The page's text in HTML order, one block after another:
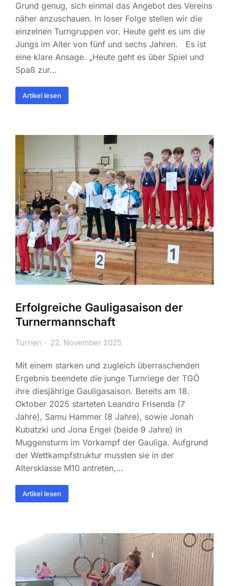
Grund genug, sich einmal das Angebot des Vereins
näher anzuschauen. In loser Folge stellen wir die
einzelnen Turngruppen vor. Heute geht es um die
Jungs im Alter von fünf und sechs Jahren. Es ist
eine klare Ansage. „Heute geht es über Spiel und
Spaß zur…
Artikel lesen
Erfolgreiche Gauligasaison der
Turnermannschaft
Turnen 22. November 2025
Mit einem starken und zugleich überraschenden
Ergebnis beendete die junge Turnriege der TGÖ
ihre diesjährige Gauligasaison. Bereits am 18.
Oktober 2025 starteten Leandro Frisenda (7
Jahre), Samu Hammer (8 Jahre), sowie Jonah
Kubatzki und Jona Engel (beide 9 Jahre) in
Muggensturm im Vorkampf der Gauliga. Aufgrund
der Wettkampfstruktur mussten sie in der
Altersklasse M10 antreten,…
Artikel lesen